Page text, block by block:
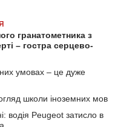
гранатометника з
– гостра серцево-
умовах – це дуже
школи іноземних мов
водія Peugeot затисло в